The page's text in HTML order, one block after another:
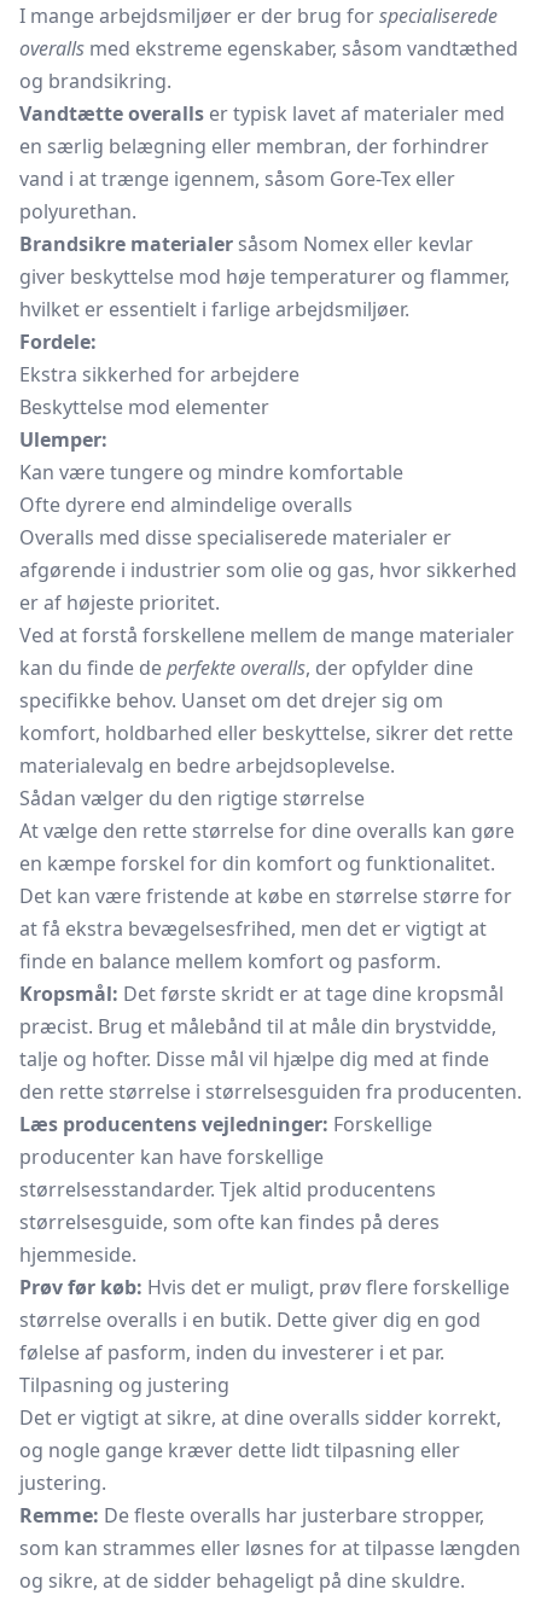
I mange arbejdsmiljøer er der brug forspecialiserede
overalls med ekstreme egenskaber, såsom vandtæthed
og brandsikring.
Vandtætte overalls er typisk lavet af materialer med
en særlig belægning eller membran, der forhindrer
vand i at trænge igennem, såsom Gore-Tex eller
polyurethan.
Brandsikre materialer såsom Nomex eller kevlar
giver beskyttelse mod høje temperaturer og flammer,
hvilket er essentielt i farlige arbejdsmiljøer.
Fordele:
Ekstra sikkerhed for arbejdere
Beskyttelse mod elementer
Ulemper:
Kan være tungere og mindre komfortable
Ofte dyrere end almindelige overalls
Overalls med disse specialiserede materialer er
afgørende i industrier som olie og gas, hvor sikkerhed
er af højeste prioritet.
Ved at forstå forskellene mellem de mange materialer
kan du finde deperfekte overalls, der opfylder dine
specifikke behov. Uanset om det drejer sig om
komfort, holdbarhed eller beskyttelse, sikrer det rette
materialevalg en bedre arbejdsoplevelse.
Sådan vælger du den rigtige størrelse
At vælge den rette størrelse for dine overalls kan gøre
en kæmpe forskel for din komfort og funktionalitet.
Det kan være fristende at købe en størrelse større for
at få ekstra bevægelsesfrihed, men det er vigtigt at
finde en balance mellem komfort og pasform.
Kropsmål: Det første skridt er at tage dine kropsmål
præcist. Brug et målebånd til at måle din brystvidde,
talje og hofter. Disse mål vil hjælpe dig med at finde
den rette størrelse i størrelsesguiden fra producenten.
Læs producentens vejledninger: Forskellige
producenter kan have forskellige
størrelsesstandarder. Tjek altid producentens
størrelsesguide, som ofte kan findes på deres
hjemmeside.
Prøv før køb: Hvis det er muligt, prøv flere forskellige
størrelse overalls i en butik. Dette giver dig en god
følelse af pasform, inden du investerer i et par.
Tilpasning og justering
Det er vigtigt at sikre, at dine overalls sidder korrekt,
og nogle gange kræver dette lidt tilpasning eller
justering.
Remme: De fleste overalls har justerbare stropper,
som kan strammes eller løsnes for at tilpasse længden
og sikre, at de sidder behageligt på dine skuldre.